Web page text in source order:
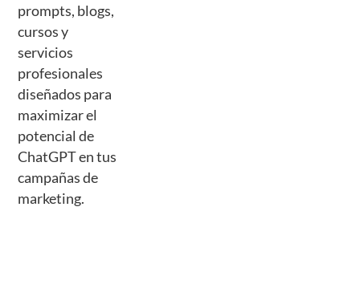
prompts, blogs,
cursos y
servicios
profesionales
diseñados para
maximizar el
potencial de
ChatGPT en tus
campañas de
marketing.